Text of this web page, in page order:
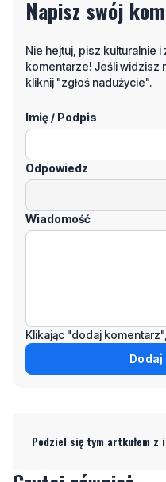
komentarze! Jeśli
kliknij "zgłoś nadużycie".
Imię / Podpis
Odpowiedz
Wiadomość